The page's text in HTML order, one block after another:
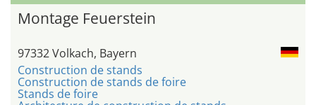
Montage Feuerstein
97332 Volkach, Bayern
Construction de stands
Construction de stands de foire
Stands de foire